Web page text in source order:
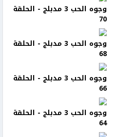
وجوه الحب 3 مدبلج - الحلقة
70
وجوه الحب 3 مدبلج - الحلقة
68
وجوه الحب 3 مدبلج - الحلقة
66
وجوه الحب 3 مدبلج - الحلقة
64